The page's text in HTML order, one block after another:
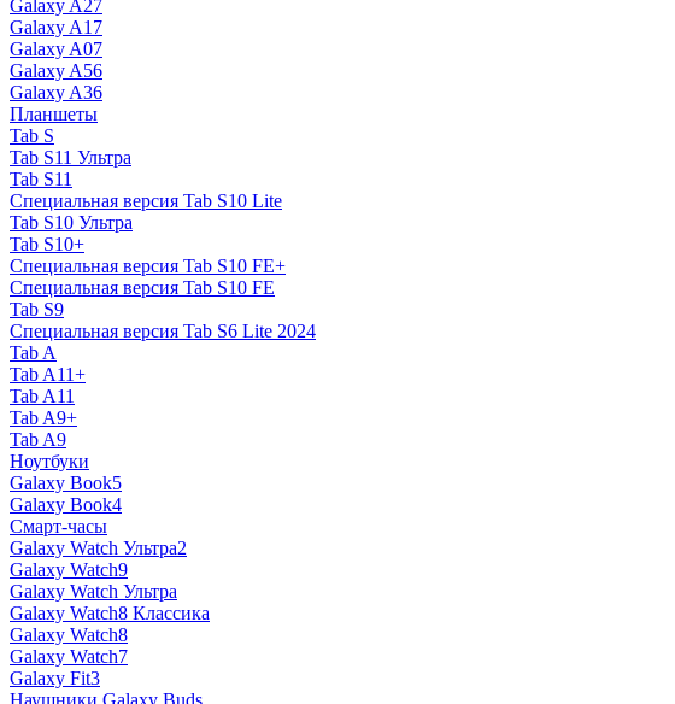
Galaxy A27
Galaxy A17
Galaxy A07
Galaxy A56
Galaxy A36
Планшеты
Tab S
Tab S11 Ультра
Tab S11
Специальная версия Tab S10 Lite
Tab S10 Ультра
Tab S10+
Специальная версия Tab S10 FE+
Специальная версия Tab S10 FE
Tab S9
Специальная версия Tab S6 Lite 2024
Tab A
Tab A11+
Tab A11
Tab A9+
Tab A9
Ноутбуки
Galaxy Book5
Galaxy Book4
Смарт-часы
Galaxy Watch Ультра2
Galaxy Watch9
Galaxy Watch Ультра
Galaxy Watch8 Классика
Galaxy Watch8
Galaxy Watch7
Galaxy Fit3
Наушники Galaxy Buds